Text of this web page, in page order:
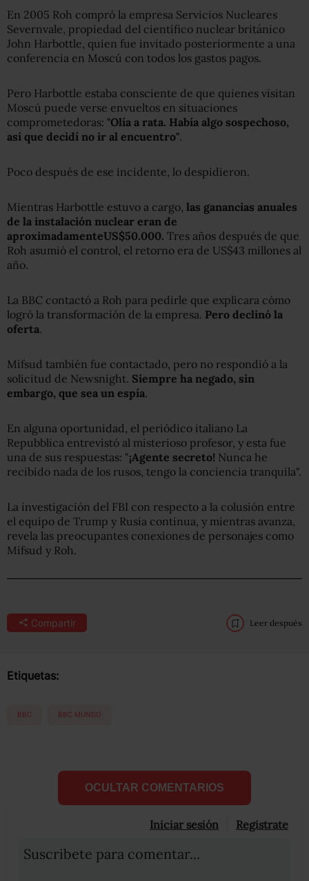
En 2005 Roh compró la empresa Servicios Nucleares
Severnvale, propiedad del científico nuclear británico
John Harbottle, quien fue invitado posteriormente a una
conferencia en Moscú con todos los gastos pagos.
Pero Harbottle estaba consciente de que quienes visitan
Moscú puede verse envueltos en situaciones
comprometedoras: "Olía a rata. Había algo sospechoso,
así que decidí no ir al encuentro".
Poco después de ese incidente, lo despidieron.
Mientras Harbottle estuvo a cargo, las ganancias anuales
de la instalación nuclear eran de
aproximadamenteUS$50.000. Tres años después de que
Roh asumió el control, el retorno era de US$43 millones al
año.
La BBC contactó a Roh para pedirle que explicara cómo
logró la transformación de la empresa. Pero declinó la
oferta.
Mifsud también fue contactado, pero no respondió a la
solicitud de Newsnight. Siempre ha negado, sin
embargo, que sea un espía.
En alguna oportunidad, el periódico italiano La
Repubblica entrevistó al misterioso profesor, y esta fue
una de sus respuestas: "¡Agente secreto! Nunca he
recibido nada de los rusos, tengo la conciencia tranquila".
La investigación del FBI con respecto a la colusión entre
el equipo de Trump y Rusia continua, y mientras avanza,
revela las preocupantes conexiones de personajes como
Mifsud y Roh.
Compartir Leer después
Etiquetas:
BBC BBC MUNDO
OCULTAR COMENTARIOS
Iniciar sesión Registrate
Suscribete para comentar...